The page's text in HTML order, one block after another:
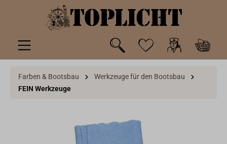
springen
Farben & Bootsbau
Werkzeuge für den Bootsbau
FEIN Werkzeuge